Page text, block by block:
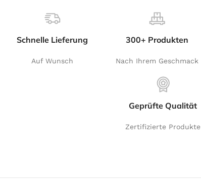
Schnelle Lieferung
Auf Wunsch
300+ Produkten
Nach Ihrem Geschmack
Geprüfte Qualität
Zertifizierte Produkte